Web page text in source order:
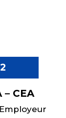
– CEA